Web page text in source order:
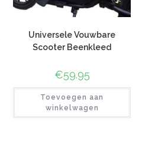
Universele Vouwbare
Scooter Beenkleed
€59.95
Toevoegen aan
winkelwagen